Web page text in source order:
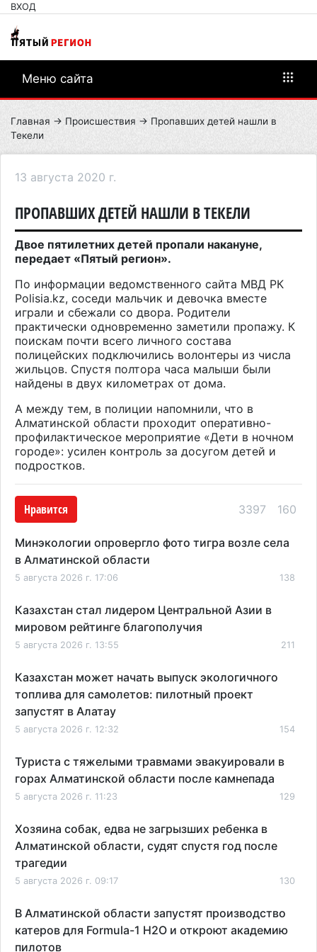
ВХОД
Меню сайта
Главная → Происшествия → Пропавших детей нашли в
Текели
13 августа 2020 г.
ПРОПАВШИХ ДЕТЕЙ НАШЛИ В ТЕКЕЛИ
Двое пятилетних детей пропали накануне,
передает «Пятый регион».
По информации ведомственного сайта МВД РК
Polisia.kz, соседи мальчик и девочка вместе
играли и сбежали со двора. Родители
практически одновременно заметили пропажу. К
поискам почти всего личного состава
полицейских подключились волонтеры из числа
жильцов. Спустя полтора часа малыши были
найдены в двух километрах от дома.
А между тем, в полиции напомнили, что в
Алматинской области проходит оперативно-
профилактическое мероприятие «Дети в ночном
городе»: усилен контроль за досугом детей и
подростков.
Нравится 3397 160
Минэкологии опровергло фото тигра возле села
в Алматинской области
5 августа 2026 г. 17:06 138
Казахстан стал лидером Центральной Азии в
мировом рейтинге благополучия
5 августа 2026 г. 13:55 211
Казахстан может начать выпуск экологичного
топлива для самолетов: пилотный проект
запустят в Алатау
5 августа 2026 г. 12:32 154
Туриста с тяжелыми травмами эвакуировали в
горах Алматинской области после камнепада
5 августа 2026 г. 11:23 129
Хозяина собак, едва не загрызших ребенка в
Алматинской области, судят спустя год после
трагедии
5 августа 2026 г. 09:17 130
В Алматинской области запустят производство
катеров для Formula-1 H2O и откроют академию
пилотов